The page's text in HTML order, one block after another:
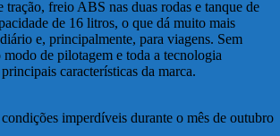
tração, freio ABS nas duas rodas e tanque de
de 16 litros, o que dá muito mais
e, principalmente, para viagens. Sem
de pilotagem e toda a tecnologia
características da marca.
imperdíveis durante o mês de outubro